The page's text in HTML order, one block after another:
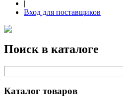
|
Вход для поставщиков
Поиск в каталоге
Каталог товаров